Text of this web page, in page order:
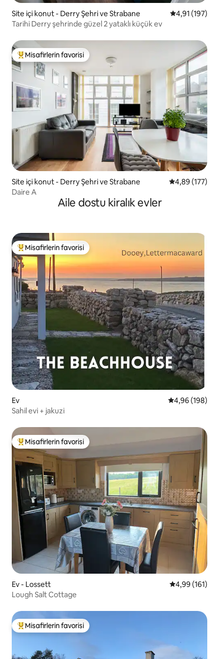
Site içi konut - Derry Şehri ve Strabane 5 üzerinden
4,91 (197)
Tarihi Derry şehrinde güzel 2 yataklı küçük ev
Misafirlerin favorilerinden en beğenilenler arasında
Misafirlerin favorisi
Site içi konut - Derry Şehri ve Strabane 5 üzerinden
4,89 (177)
Daire A
Aile dostu kiralık evler
Misafirlerin favorilerinden en beğenilenler arasında
Misafirlerin favorisi
Ev 5 üzerinden
4,96 (198)
Sahil evi + jakuzi
Misafirlerin favorilerinden en beğenilenler arasında
Misafirlerin favorisi
Ev - Lossett 5 üzerinden
4,99 (161)
Lough Salt Cottage
Misafirlerin favorilerinden en beğenilenler arasında
Misafirlerin favorisi